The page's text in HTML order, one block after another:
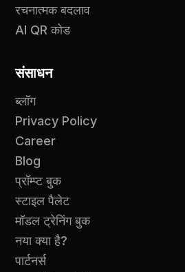
रचनात्मक बदलाव
AI QR कोड
संसाधन
ब्लॉग
Privacy Policy
Career
Blog
प्रॉम्प्ट बुक
स्टाइल पैलेट
मॉडल ट्रेनिंग बुक
नया क्या है?
पार्टनर्स